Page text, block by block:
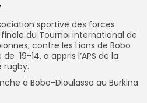
sportive des forces
du Tournoi international de
contre les Lions de Bobo
19-14, a appris l’APS de la
rugby.
à Bobo-Dioulasso au Burkina